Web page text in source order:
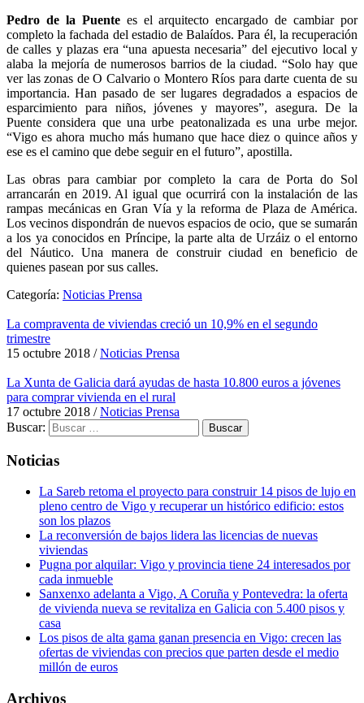
Pedro de la Puentees el arquitecto encargado de cambiar por
completo la fachada del estadio de Balaídos. Para él, la recuperación
de calles y plazas era “una apuesta necesaria” del ejecutivo local y
alaba la mejoría de numerosos barrios de la ciudad. “Solo hay que
ver las zonas de O Calvario o Montero Ríos para darte cuenta de su
importancia. Han pasado de ser lugares degradados a espacios de
esparcimiento para niños, jóvenes y mayores”, asegura. De la
Puente considera que una urbe peatonalizada es una urbe mejor.
“Vigo es ahora mucho más humano que hace diez o quince años y
ese es el camino que debe seguir en el futuro”, apostilla.
Las obras para cambiar por completo la cara de Porta do Sol
arrancarán en 2019. Al igual que ocurrirá con la instalación de las
rampas mecánicas en Gran Vía y la reforma de Plaza de América.
Los vecinos dispondrán de nuevos espacios de ocio, que se sumarán
a los ya conocidos en Príncipe, la parte alta de Urzáiz o el entorno
del Náutico. Una manera de construir ciudad en beneficio de
quienes pasean por sus calles.
Categoría: Noticias Prensa
La compraventa de viviendas creció un 10,9% en el segundo
trimestre
15 octubre 2018 /Noticias Prensa
La Xunta de Galicia dará ayudas de hasta 10.800 euros a jóvenes
para comprar vivienda en el rural
17 octubre 2018 /Noticias Prensa
Buscar:
Noticias
La Sareb retoma el proyecto para construir 14 pisos de lujo en
pleno centro de Vigo y recuperar un histórico edificio: estos
son los plazos
La reconversión de bajos lidera las licencias de nuevas
viviendas
Pugna por alquilar: Vigo y provincia tiene 24 interesados por
cada inmueble
Sanxenxo adelanta a Vigo, A Coruña y Pontevedra: la oferta
de vivienda nueva se revitaliza en Galicia con 5.400 pisos y
casa
Los pisos de alta gama ganan presencia en Vigo: crecen las
ofertas de viviendas con precios que parten desde el medio
millón de euros
Archivos